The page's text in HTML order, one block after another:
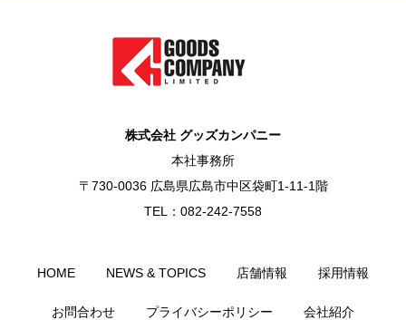
株式会社 グッズカンパニー
本社事務所
〒730-0036 広島県広島市中区袋町1-11-1階
TEL：082-242-7558
HOME NEWS & TOPICS 店舗情報 採用情報
お問合わせ プライバシーポリシー 会社紹介